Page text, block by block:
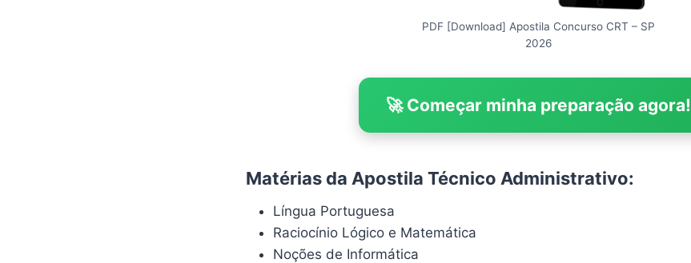
PDF [Download] Apostila Concurso CRT – SP
2026
🚀 Começar minha preparação agora!
Matérias da Apostila Técnico Administrativo:
Língua Portuguesa
Raciocínio Lógico e Matemática
Noções de Informática